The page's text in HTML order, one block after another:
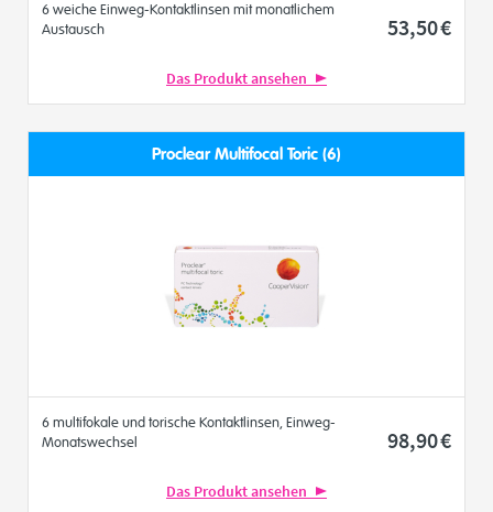
6 weiche Einweg-Kontaktlinsen mit monatlichem
Austausch
53,50€
Das Produkt ansehen
Proclear Multifocal Toric (6)
6 multifokale und torische Kontaktlinsen, Einweg-
Monatswechsel
98,90€
Das Produkt ansehen